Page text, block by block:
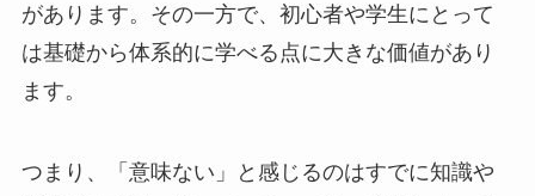
があります。その一方で、初心者や学生にとって
は基礎から体系的に学べる点に大きな価値があり
ます。
つまり、「意味ない」と感じるのはすでに知識や